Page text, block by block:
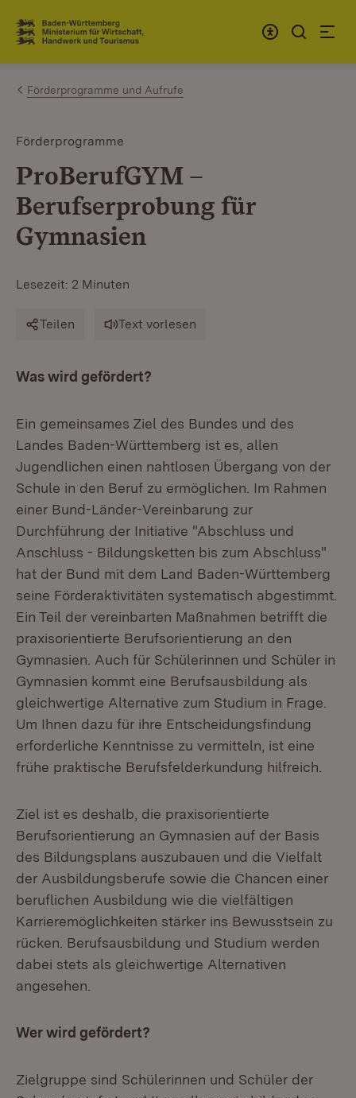
Zum Inhalt springen
Link zur Startseite
Förderprogramme und Aufrufe
Förderprogramme
ProBerufGYM –
Berufserprobung für
Gymnasien
Lesezeit: 2 Minuten
Teilen Text vorlesen
Was wird gefördert?
Ein gemeinsames Ziel des Bundes und des
Landes Baden-Württemberg ist es, allen
Jugendlichen einen nahtlosen Übergang von der
Schule in den Beruf zu ermöglichen. Im Rahmen
einer Bund-Länder-Vereinbarung zur
Durchführung der Initiative "Abschluss und
Anschluss - Bildungsketten bis zum Abschluss"
hat der Bund mit dem Land Baden-Württemberg
seine Förderaktivitäten systematisch abgestimmt.
Ein Teil der vereinbarten Maßnahmen betrifft die
praxisorientierte Berufsorientierung an den
Gymnasien. Auch für Schülerinnen und Schüler in
Gymnasien kommt eine Berufsausbildung als
gleichwertige Alternative zum Studium in Frage.
Um Ihnen dazu für ihre Entscheidungsfindung
erforderliche Kenntnisse zu vermitteln, ist eine
frühe praktische Berufsfelderkundung hilfreich.
Ziel ist es deshalb, die praxisorientierte
Berufsorientierung an Gymnasien auf der Basis
des Bildungsplans auszubauen und die Vielfalt
der Ausbildungsberufe sowie die Chancen einer
beruflichen Ausbildung wie die vielfältigen
Karrieremöglichkeiten stärker ins Bewusstsein zu
rücken. Berufsausbildung und Studium werden
dabei stets als gleichwertige Alternativen
angesehen.
Wer wird gefördert?
Zielgruppe sind Schülerinnen und Schüler der